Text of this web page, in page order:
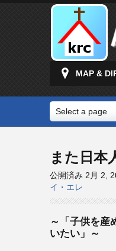
MAP &
Select a page
また日本
公開済み 2月 2,
イ・エレ
～「子供を産
いたい」～